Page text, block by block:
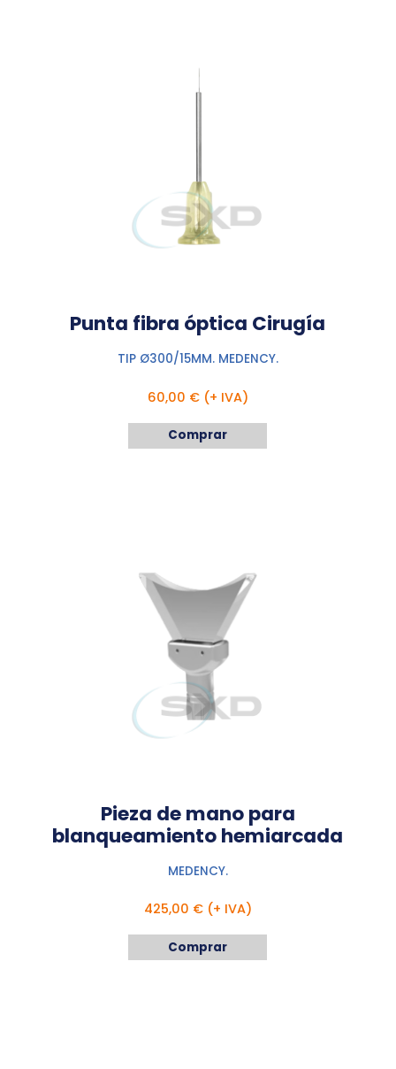
Punta fibra óptica Cirugía
TIP Ø300/15MM. MEDENCY.
60,00 € (+ IVA)
Comprar
Pieza de mano para
blanqueamiento hemiarcada
MEDENCY.
425,00 € (+ IVA)
Comprar